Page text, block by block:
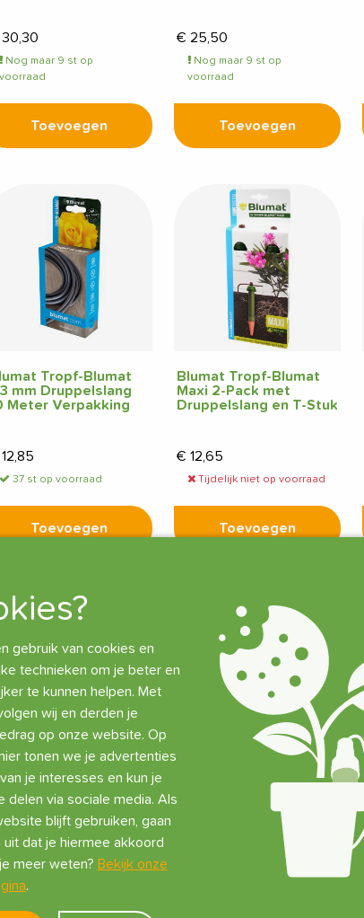
gebruik van cookies en
technieken om je beter en
te kunnen helpen. Met
wij en derden je
op onze website. Op
tonen we je advertenties
je interesses en kun je
delen via sociale media. Als
blijft gebruiken, gaan
uit dat je hiermee akkoord
meer weten? Bekijk onze
.
30,30
Nog maar 9 st op
voorraad
Toevoegen
€ 25,50
Nog maar 9 st op
voorraad
Toevoegen
Tropf-Blumat
mm Druppelslang
Meter Verpakking
12,85
37 st op voorraad
Toevoegen
Blumat Tropf-Blumat
Maxi 2-Pack met
Druppelslang en T-Stuk
€ 12,65
Tijdelijk niet op voorraad
Toevoegen
Tropf-Blumat
mm Druppelslang +
T + Mini Verbinders
7,15
34 st op voorraad
Tropf-Blumat Maxi met